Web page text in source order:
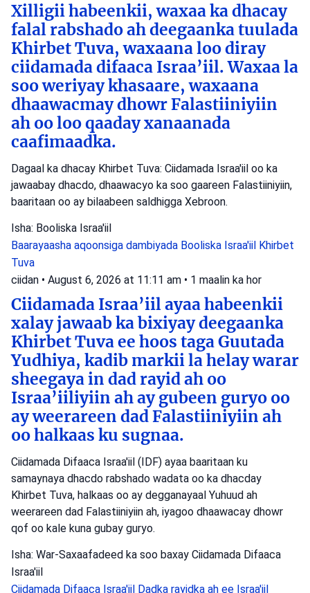
Xilligii habeenkii, waxaa ka dhacay
falal rabshado ah deegaanka tuulada
Khirbet Tuva, waxaana loo diray
ciidamada difaaca Israa’iil. Waxaa la
soo weriyay khasaare, waxaana
dhaawacmay dhowr Falastiiniyiin
ah oo loo qaaday xanaanada
caafimaadka.
Dagaal ka dhacay Khirbet Tuva: Ciidamada Israa'iil oo ka
jawaabay dhacdo, dhaawacyo ka soo gaareen Falastiiniyiin,
baaritaan oo ay bilaabeen saldhigga Xebroon.
Isha: Booliska Israa'iil
Baarayaasha aqoonsiga dambiyada Booliska Israa'iil Khirbet
Tuva
ciidan • August 6, 2026 at 11:11 am • 1 maalin ka hor
Ciidamada Israa’iil ayaa habeenkii
xalay jawaab ka bixiyay deegaanka
Khirbet Tuva ee hoos taga Guutada
Yudhiya, kadib markii la helay warar
sheegaya in dad rayid ah oo
Israa’iiliyiin ah ay gubeen guryo oo
ay weerareen dad Falastiiniyiin ah
oo halkaas ku sugnaa.
Ciidamada Difaaca Israa'iil (IDF) ayaa baaritaan ku
samaynaya dhacdo rabshado wadata oo ka dhacday
Khirbet Tuva, halkaas oo ay degganayaal Yuhuud ah
weerareen dad Falastiiniyiin ah, iyagoo dhaawacay dhowr
qof oo kale kuna gubay guryo.
Isha: War-Saxaafadeed ka soo baxay Ciidamada Difaaca
Israa'iil
Ciidamada Difaaca Israa'iil Dadka rayidka ah ee Israa'iil